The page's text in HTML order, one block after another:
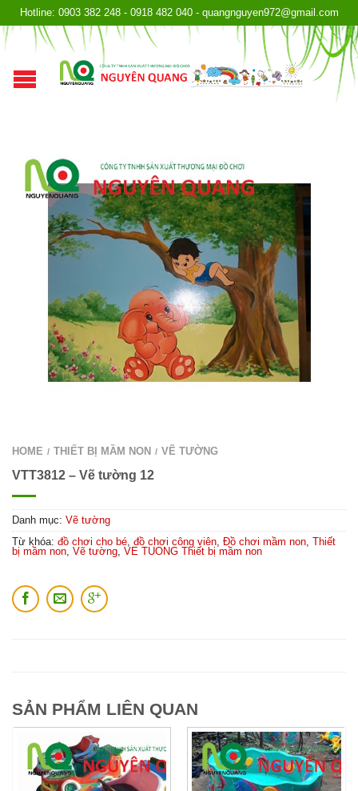
Hotline: 0903 382 248 - 0918 482 040 - quangnguyen972@gmail.com
HOME / THIẾT BỊ MẦM NON / VẼ TƯỜNG
VTT3812 – Vẽ tường 12
Danh mục: Vẽ tường
Từ khóa: đồ chơi cho bé đồ chơi công viên Đồ chơi mầm non Thiết
bị mầm non Vẽ tường VE TUONG Thiết bị mầm non
SẢN PHẨM LIÊN QUAN